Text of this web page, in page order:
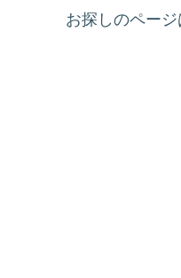
お探しのページ